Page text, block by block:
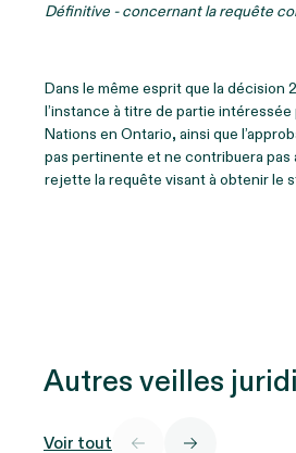
Définitive - concernant la requête
Dans le même esprit que la
l’instance à titre de partie
Nations en Ontario, ainsi que
pas pertinente et ne contribuera pas
rejette la requête visant à obtenir le
Autres veilles
Voir tout